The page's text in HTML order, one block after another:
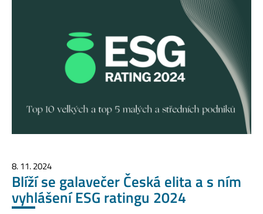
8. 11. 2024
Blíží se galavečer Česká elita a s ním
vyhlášení ESG ratingu 2024